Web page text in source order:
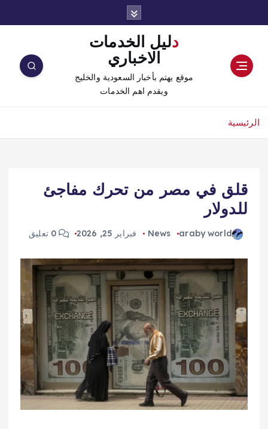
دليل الخدمات
الاخباري
موقع يهتم بأخبار السعودية والخليج
ويقدم اهم الخدمات
الرئيسية
قلق في مصر من تحرك مفاجئ
للدولار
araby world
News فبراير 25, 2026 0 تعليق